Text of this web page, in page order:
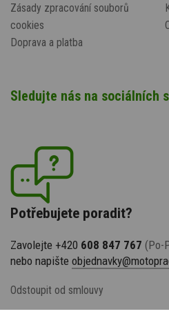
Zásady zpracování souborů
cookies
Doprava a platba
Sledujte nás na sociálních
Potřebujete poradit?
Zavolejte +420 608 847 767 (Po-
nebo napište
Odstoupit od smlouvy